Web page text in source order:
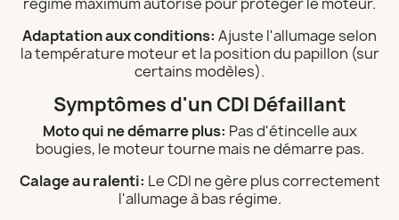
Adaptation aux conditions: Ajuste l'allumage selon
la température moteur et la position du papillon (sur
certains modèles).
Symptômes d'un CDI Défaillant
Moto qui ne démarre plus: Pas d'étincelle aux
bougies, le moteur tourne mais ne démarre pas.
Calage au ralenti: Le CDI ne gère plus correctement
l'allumage à bas régime.